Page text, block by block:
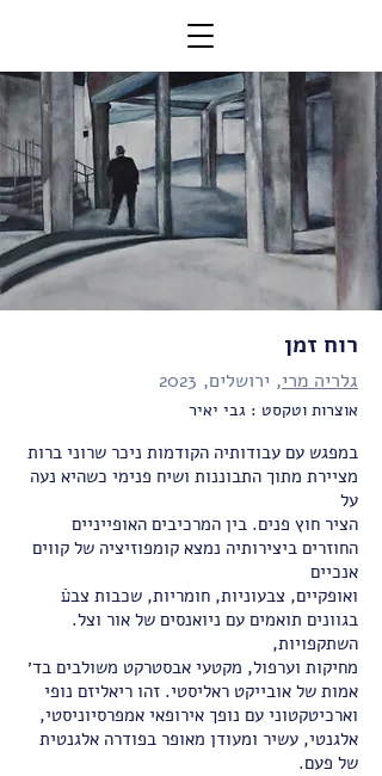
רוח זמן
גלריה מרי, ירושלים, 2023
אוצרות וטקסט : גבי יאיר
במפגש עם עבודותיה הקודמות ניכר שרוני ברות
מציירת מתוך התבוננות ושיח פנימי כשהיא נעה
על
הציר חוץ פנים. בין המרכיבים האופייניים
החוזרים ביצירותיה נמצא קומפוזיציה של קווים
אנכיים
ואופקיים, צבעוניות, חומריות, שכבות צבעֿ
בגוונים תואמים עם ניואנסים של אור וצל.
השתקפויות,
מחיקות וערפול, מקטעי אבסטרקט משולבים בד׳
אמות של אובייקט ראליסטי. זהו ריאליזם נופי
וארכיטקטוני עם נופך אירופאי אמפרסיוניסטי,
אלגנטי, עשיר ומעודן מאופר בפודרה אלגנטית
של פעם.